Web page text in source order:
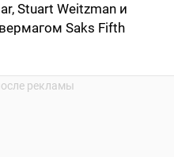
Stuart Weitzman и
Saks Fifth